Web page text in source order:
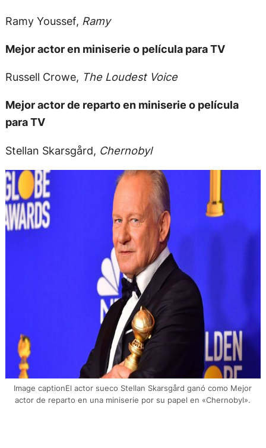
Ramy Youssef, Ramy
Mejor actor en miniserie o película para TV
Russell Crowe, The Loudest Voice
Mejor actor de reparto en miniserie o película
para TV
Stellan Skarsgård, Chernobyl
Image captionEl actor sueco Stellan Skarsgård ganó como Mejor
actor de reparto en una miniserie por su papel en «Chernobyl».